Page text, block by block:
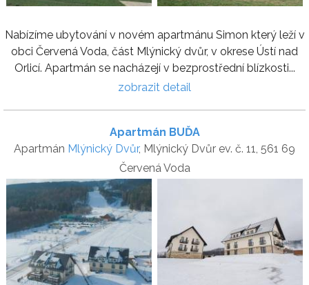
Nabízíme ubytování v novém apartmánu Simon který leží v
obci Červená Voda, část Mlýnický dvůr, v okrese Ústí nad
Orlicí. Apartmán se nacházejí v bezprostřední blízkosti...
zobrazit detail
Apartmán BUĎA
Apartmán Mlýnický Dvůr, Mlýnický Dvůr ev. č. 11, 561 69
Červená Voda